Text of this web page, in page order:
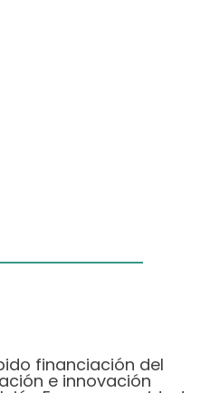
financiación del
e innovación